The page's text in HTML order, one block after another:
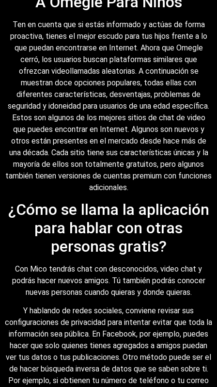
Ten en cuenta que si estás informado y actúas de forma
proactiva, tienes el mejor escudo para tus hijos frente a lo
que puedan encontrarse en Internet. Ahora que Omegle
cerró, los usuarios buscan plataformas similares que
ofrezcan videollamadas aleatorias. A continuación se
muestran doce opciones populares, todas ellas con
diferentes características, desventajas, problemas de
seguridad y idoneidad para usuarios de una edad específica.
Estos son algunos de los mejores sitios de chat de video
que puedes encontrar en Internet. Algunos son nuevos y
otros están presentes en el mercado desde hace más de
una década. Cada sitio tiene sus características únicas y la
mayoría de ellos son totalmente gratuitos, pero algunos
también tienen versiones de cuentas premium con funciones
adicionales.
¿Cómo se llama la aplicación
para hablar con otras
personas gratis?
Con Mico tendrás chat con desconocidos, video chat y
podrás hacer nuevos amigos. Tú también podrás conocer
nuevas personas cuando quieras y donde quieras.
Y hablando de redes sociales, conviene revisar sus
configuraciones de privacidad para intentar evitar que toda la
información sea pública. En Facebook, por ejemplo, puedes
hacer que solo quienes tienes agregados a amigos puedan
ver tus datos o tus publicaciones. Otro método puede ser el
de hacer búsqueda inversa de datos que se saben sobre ti.
Por ejemplo, si obtienen tu número de teléfono o tu correo